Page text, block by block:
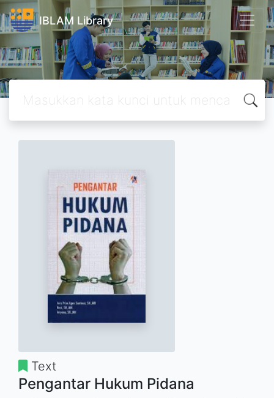
IBLAM Library
Text
Pengantar Hukum Pidana